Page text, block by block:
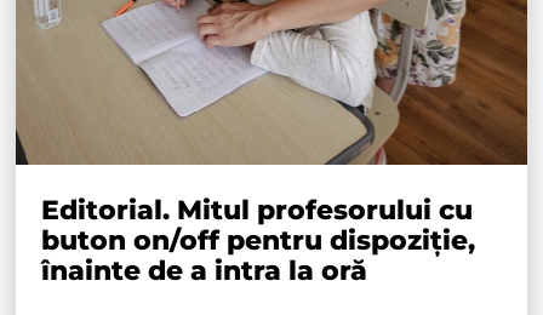
Editorial. Mitul profesorului cu
buton on/off pentru dispoziție,
înainte de a intra la oră